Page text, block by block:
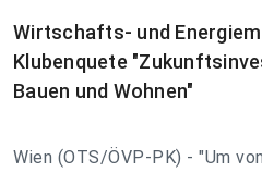
Wirtschafts- und
Klubenquete
Bauen und Wohnen"
Wien (OTS/ÖVP-PK) - "Um